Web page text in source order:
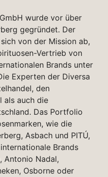
wurde vor über
gegründet. Der
von der Mission ab,
Vertrieb von
Brands unter
Experten der Diversa
den
als auch die
Das Portfolio
wie die
Asbach und PITÚ,
Brands
Antonio Nadal,
Osborne oder